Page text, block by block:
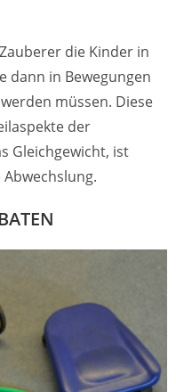
die Kinder in
dann in Bewegungen
müssen. Diese
der
Gleichgewicht, ist